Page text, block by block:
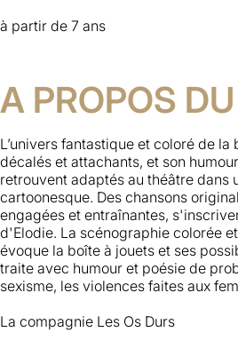
à partir de 7 ans
A PROPOS
L’univers fantastique et coloré de
décalés et attachants, et son
retrouvent adaptés au théâtre dans
cartoonesque. Des chansons
engagées et entraînantes,
d'Elodie. La scénographie colorée
évoque la boîte à jouets et ses
traite avec humour et poésie de
sexisme, les violences faites aux
La compagnie Les Os Durs